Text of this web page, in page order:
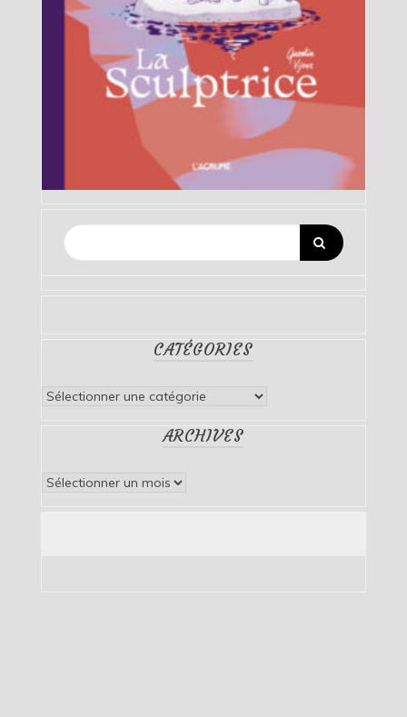
CATÉGORIES
Catégories
ARCHIVES
Archives